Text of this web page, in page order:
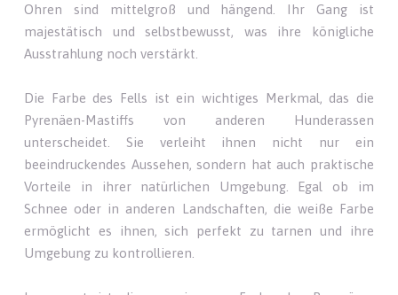
Ohren sind mittelgroß und hängend. Ihr Gang ist
majestätisch und selbstbewusst, was ihre königliche
Ausstrahlung noch verstärkt.
Die Farbe des Fells ist ein wichtiges Merkmal, das die
Pyrenäen-Mastiffs von anderen Hunderassen
unterscheidet. Sie verleiht ihnen nicht nur ein
beeindruckendes Aussehen, sondern hat auch praktische
Vorteile in ihrer natürlichen Umgebung. Egal ob im
Schnee oder in anderen Landschaften, die weiße Farbe
ermöglicht es ihnen, sich perfekt zu tarnen und ihre
Umgebung zu kontrollieren.